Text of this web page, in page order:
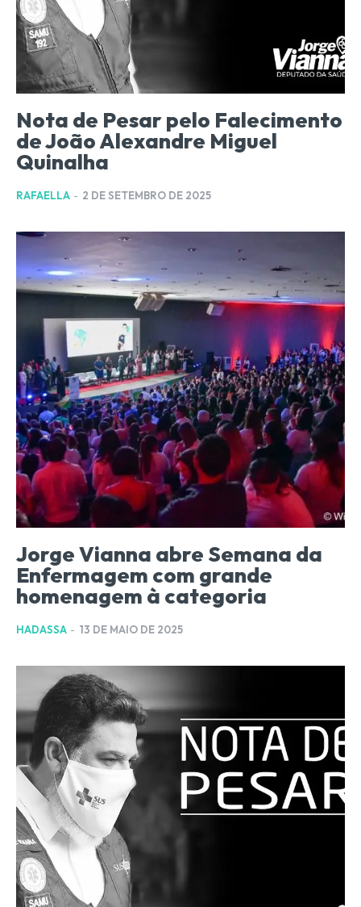
Nota de Pesar pelo Falecimento
de João Alexandre Miguel
Quinalha
RAFAELLA - 2 DE SETEMBRO DE 2025
Jorge Vianna abre Semana da
Enfermagem com grande
homenagem à categoria
HADASSA - 13 DE MAIO DE 2025